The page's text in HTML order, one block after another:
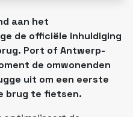
aan het
de officiële inhuldiging
Port of Antwerp-
de omwonenden
uit om een eerste
brug te fietsen.